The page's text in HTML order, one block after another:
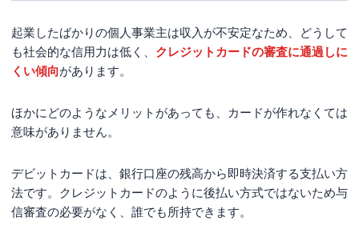
利用可能枠が一律で決まっている場合が多い
個人事業主で法人カードの利用に向いている人
い人
少しでも経費節減していきたいと考えている人
出張などが多く法人カードの付帯サービスが利用できる
人
個人事業主におすすめの法人カードはどれ？
起業したばかりの個人事業主は収入が不安定なため、どうして
も社会的な信用力は低く、 クレジットカードの審査に通過しに
くい傾向があります。
ほかにどのようなメリットがあっても、カードが作れなくては
意味がありません。
デビットカードは、銀行口座の残高から即時決済する支払い方
法です。クレジットカードのように後払い方式ではないため与
信審査の必要がなく、誰でも所持できます。